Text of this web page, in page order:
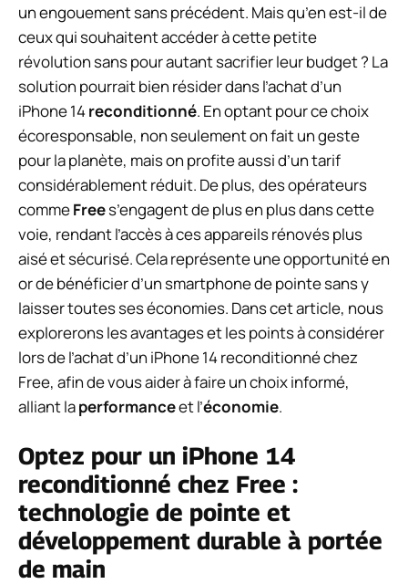
un engouement sans précédent. Mais qu’en est-il de
ceux qui souhaitent accéder à cette petite
révolution sans pour autant sacrifier leur budget ? La
solution pourrait bien résider dans l’achat d’un
iPhone 14reconditionné. En optant pour ce choix
écoresponsable, non seulement on fait un geste
pour la planète, mais on profite aussi d’un tarif
considérablement réduit. De plus, des opérateurs
commeFrees’engagent de plus en plus dans cette
voie, rendant l’accès à ces appareils rénovés plus
aisé et sécurisé. Cela représente une opportunité en
or de bénéficier d’un smartphone de pointe sans y
laisser toutes ses économies. Dans cet article, nous
explorerons les avantages et les points à considérer
lors de l’achat d’un iPhone 14 reconditionné chez
Free, afin de vous aider à faire un choix informé,
alliant laperformanceet l’économie.
Optez pour un iPhone 14
reconditionné chez Free :
technologie de pointe et
développement durable à portée
de main